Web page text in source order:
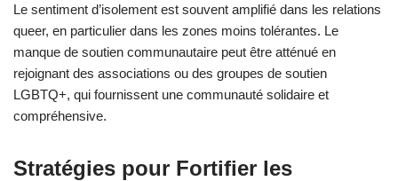
Le sentiment d’isolement est souvent amplifié dans les relations
queer, en particulier dans les zones moins tolérantes. Le
manque de soutien communautaire peut être atténué en
rejoignant des associations ou des groupes de soutien
LGBTQ+, qui fournissent une communauté solidaire et
compréhensive.
Stratégies pour Fortifier les